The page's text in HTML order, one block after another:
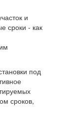
и
сроки - как
под
сроков,